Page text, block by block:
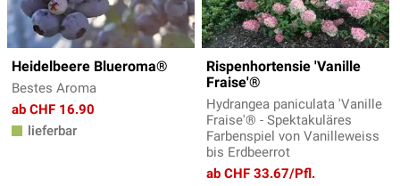
Heidelbeere Blueroma®
Bestes Aroma
ab CHF 16.90
lieferbar
Rispenhortensie 'Vanille
Fraise'®
Hydrangea paniculata 'Vanille
Fraise'® - Spektakuläres
Farbenspiel von Vanilleweiss
bis Erdbeerrot
ab CHF 33.67/Pfl.